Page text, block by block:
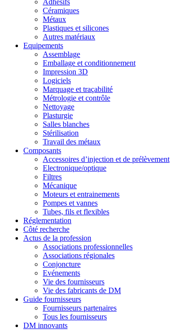
Céramiques
Métaux
Plastiques et silicones
Autres matériaux
Equipements
Assemblage
Emballage et conditionnement
Impression 3D
Logiciels
Marquage et traçabilité
Métrologie et contrôle
Nettoyage
Plasturgie
Salles blanches
Stérilisation
Travail des métaux
Composants
Accessoires d’injection et de prélèvement
Electronique/optique
Filtres
Mécanique
Moteurs et entrainements
Pompes et vannes
Tubes, fils et flexibles
Réglementation
Côté recherche
Actus de la profession
Associations professionnelles
Associations régionales
Conjoncture
Evénements
Vie des fournisseurs
Vie des fabricants de DM
Guide fournisseurs
Fournisseurs partenaires
Tous les fournisseurs
DM innovants